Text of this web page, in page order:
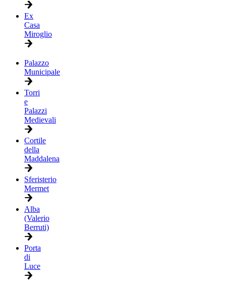
Ex
Casa
Miroglio
Palazzo
Municipale
Torri
e
Palazzi
Medievali
Cortile
della
Maddalena
Sferisterio
Mermet
Alba
(Valerio
Berruti)
Porta
di
Luce